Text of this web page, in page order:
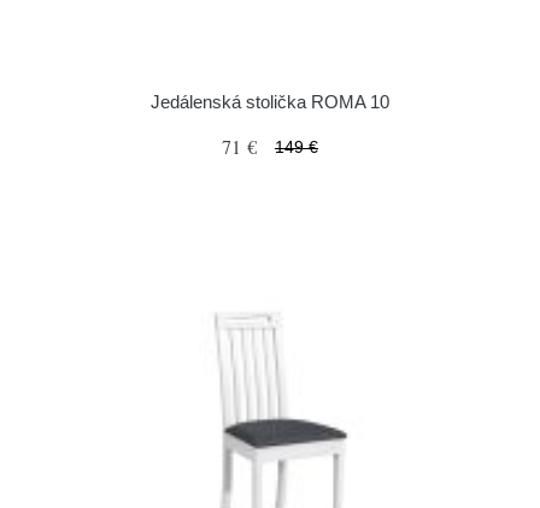
Jedálenská stolička ROMA 10
71 € 149 €